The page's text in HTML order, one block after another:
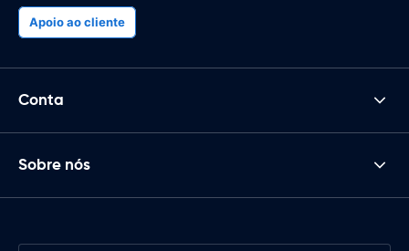
Apoio ao cliente
Conta
Sobre nós